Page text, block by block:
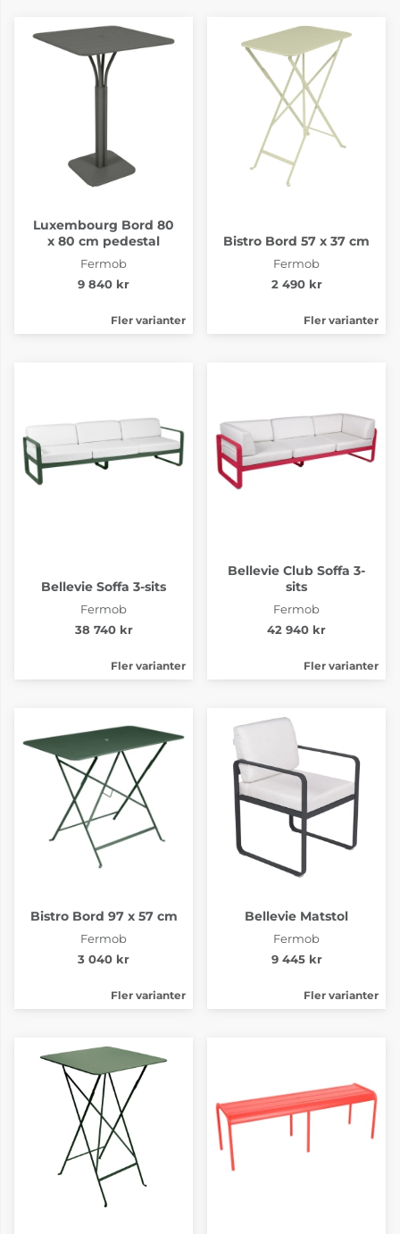
6-8 Veckor 6-8 Veckor
Bellevie Storm Grey
6-8 Veckor
Bellevie Willow
Green
6-8 Veckor
Luxembourg Bord 80
x 80 cm pedestal
Fermob
9 840 kr
Fler varianter
Bistro Bord 57 x 37 cm
Fermob
2 490 kr
Fler varianter
Bellevie Soffa 3-sits
Fermob
38 740 kr
Fler varianter
Bellevie Club Soffa 3-
sits
Fermob
42 940 kr
Fler varianter
Bistro Bord 97 x 57 cm
Fermob
3 040 kr
Fler varianter
Bellevie Matstol
Fermob
9 445 kr
Fler varianter